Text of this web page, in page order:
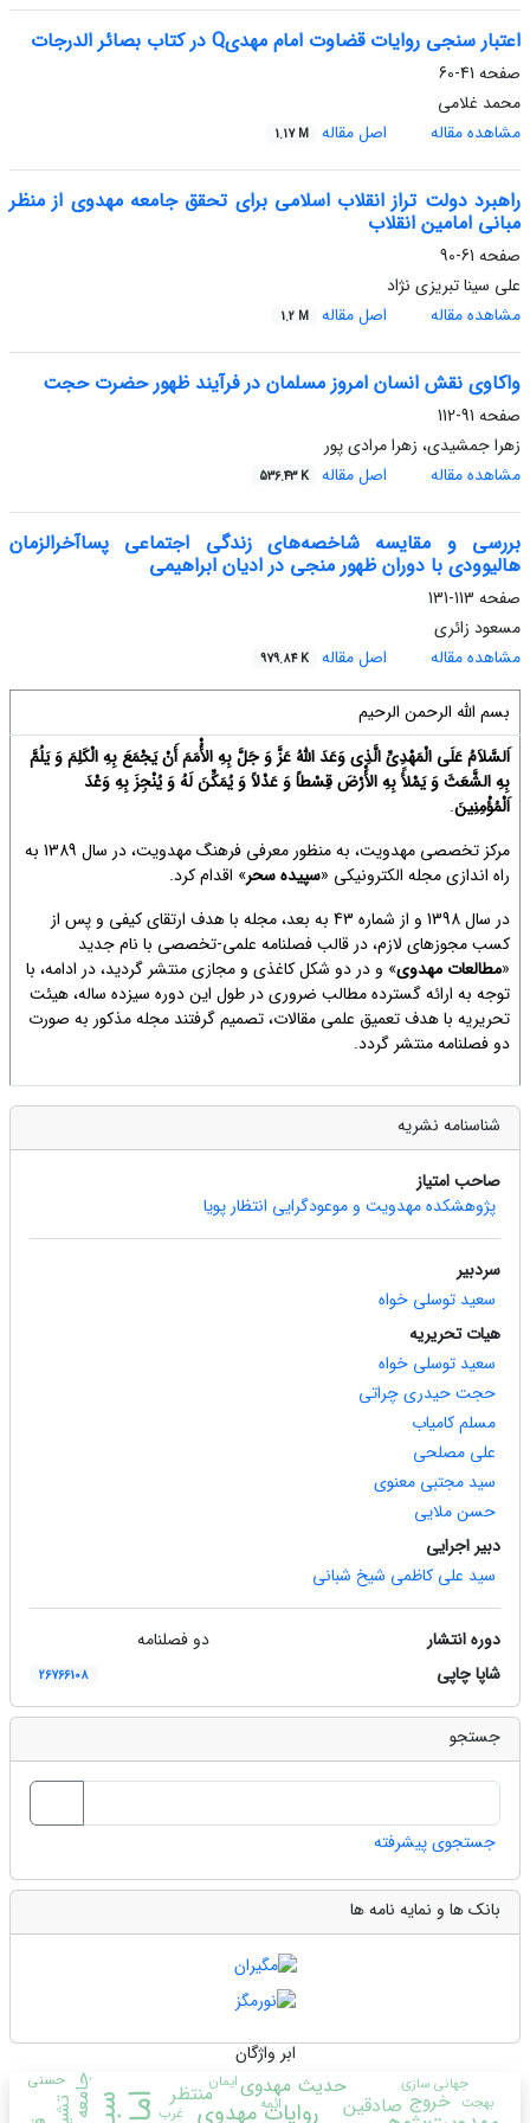
اعتبار سنجی روایات قضاوت امام مهدیQ در کتاب بصائر الدرجات
صفحه 41-60
محمد غلامی
مشاهده مقاله
اصل مقاله 1.17 M
راهبرد دولت تراز انقلاب اسلامی برای تحقق جامعه مهدوی از منظر
مبانی امامین انقلاب
صفحه 61-90
علی سینا تبریزی نژاد
مشاهده مقاله
اصل مقاله 1.2 M
واکاوی نقش انسان امروز مسلمان در فرآیند ظهور حضرت حجت
صفحه 91-112
زهرا جمشیدی، زهرا مرادی پور
مشاهده مقاله
اصل مقاله 536.43 K
بررسی و مقایسه شاخصه‌های زندگی اجتماعی پساآخرالزمان
هالیوودی با دوران ظهور منجی در ادیان ابراهیمی
صفحه 113-131
مسعود زائری
مشاهده مقاله
اصل مقاله 979.84 K
بسم الله الرحمن الرحیم
اَلسَّلاَمُ عَلَی الْمَهْدِیِّ الَّذِی وَعَدَ اللَّهُ عَزَّ وَ جَلَّ بِهِ الأُْمَمَ أَنْ یَجْمَعَ بِهِ الْکَلِمَ وَ یَلُمَّ
بِهِ الشَّعَثَ وَ یَمْلأََ بِهِ الأَْرْضَ قِسْطاً وَ عَدْلاً وَ یُمَکِّنَ لَهُ وَ یُنْجِزَ بِهِ وَعْدَ
اَلْمُؤْمِنِینَ.
مرکز تخصصی مهدویت، به منظور معرفی فرهنگ مهدویت، در سال 1389 به
راه اندازی مجله الکترونیکی «سپیده سحر» اقدام کرد.
در سال 1398 و از شماره 43 به بعد، مجله با هدف ارتقای کیفی و پس‌ از
کسب مجوزهای لازم، در قالب فصلنامه علمی-تخصصی با نام جدید
«مطالعات مهدوی» و در دو شکل کاغذی و مجازی منتشر گردید، در ادامه، با
توجه به ارائه گسترده مطالب ضروری در طول این دوره سیزده ساله، هیئت
تحریریه با هدف تعمیق علمی مقالات، تصمیم گرفتند مجله مذکور به‌ صورت
دو فصلنامه منتشر گردد.
شناسنامه نشریه
صاحب امتیاز
پژوهشکده مهدویت و موعودگرایی انتظار پویا
سردبیر
سعید توسلی خواه
هیات تحریریه
سعید توسلی خواه
حجت حیدری چراتی
مسلم کامیاب
علی مصلحی
سید مجتبی معنوی
حسن ملایی
دبیر اجرایی
سید علی کاظمی شیخ شبانی
دوره انتشار
دو فصلنامه
شاپا چاپی
26766108
جستجو
جستجوی پیشرفته
بانک ها و نمایه نامه ها
ابر واژگان
روایات مهدوی صادقین منتظر حدیث مهدوی
تشیعجامعه خروج
جهانی سازی
ایمان
غرب
حسنی
بهجت ائمه